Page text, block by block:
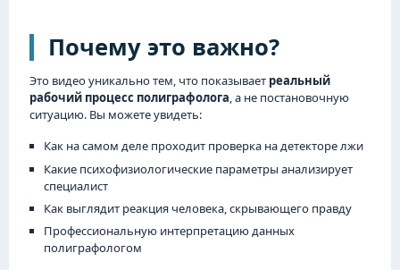
Почему это важно?
Это видео уникально тем, что показывает реальный
рабочий процесс полиграфолога, а не постановочную
ситуацию. Вы можете увидеть:
Как на самом деле проходит проверка на детекторе лжи
Какие психофизиологические параметры анализирует
специалист
Как выглядит реакция человека, скрывающего правду
Профессиональную интерпретацию данных
полиграфологом